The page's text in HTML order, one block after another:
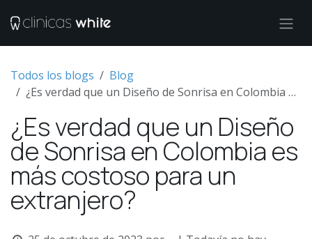
Todos los blogs
Blog
¿Es verdad que un Diseño de Sonrisa en Colombia es más costoso para un extranjero?
¿Es verdad que un Diseño
de Sonrisa en Colombia es
más costoso para un
extranjero?